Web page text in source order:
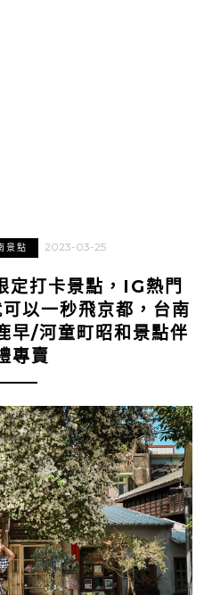
景點 2023-03-25
定打卡景點，IG熱門
以一秒飛京都，台南
早/河童町昭和景點伴
專賣